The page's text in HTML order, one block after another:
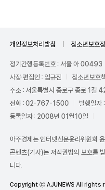
개인정보처리방침 청소년보호
정기간행등록번호 : 서울 아 00493
사장·편집인 : 임규진
청소년보호
주소 : 서울특별시 종로구 종로 1길
전화 : 02-767-1500
발행일
등록일자 : 2008년 01월10일
아주경제는 인터넷신문윤리위원회
콘텐츠(기사)는 저작권법의 보호를
니다.
Copyright ⓒ AJUNEWS All rights